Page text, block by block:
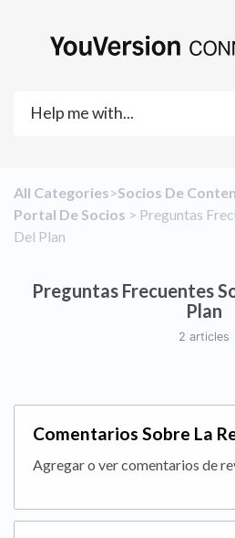
All Categories​>​​Socios De
Portal De Socios ​ > ​ ​Preguntas
Del Plan
Preguntas Frecuentes
Plan
2 articles
Comentarios Sobre La
Agregar o ver comentarios de